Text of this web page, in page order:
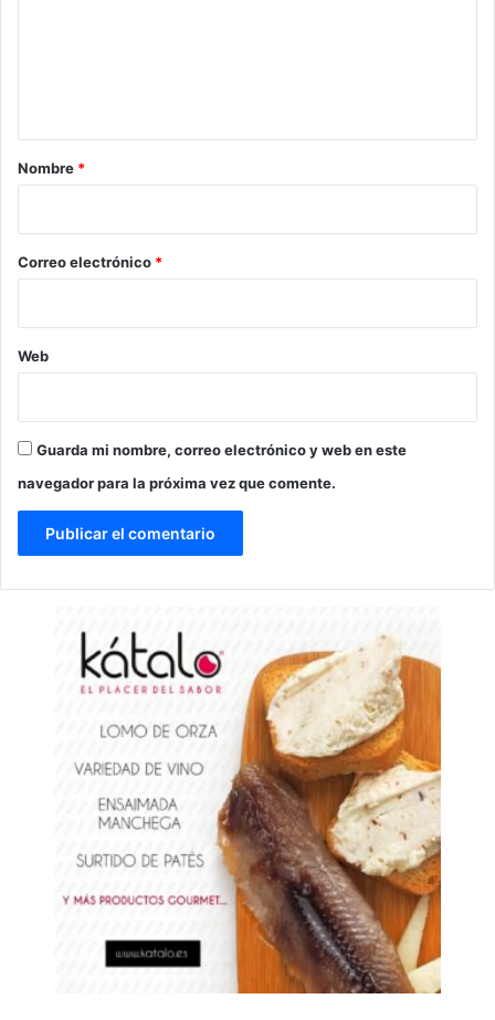
r
*
Nombre *
Correo electrónico *
Web
Guarda mi nombre, correo electrónico y web en este
navegador para la próxima vez que comente.